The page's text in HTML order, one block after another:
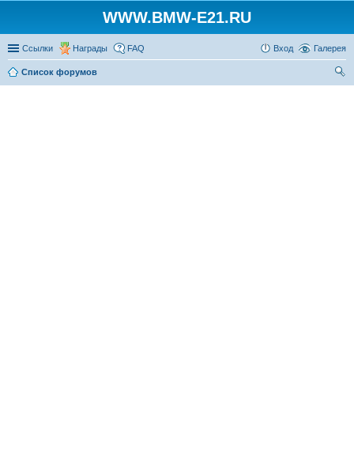
WWW.BMW-E21.RU
Ссылки Награды Галерея
FAQ Вход
Список форумов